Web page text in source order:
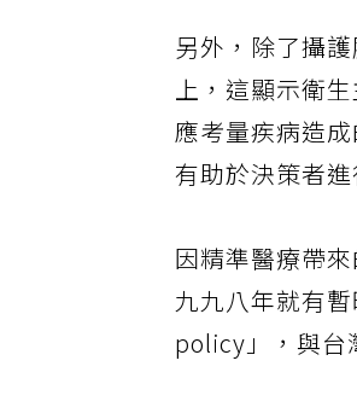
另外，除了攝
上，這顯示衛
應考量疾病造
有助於決策者
因精準醫療帶
九九八年就有
policy」，與台